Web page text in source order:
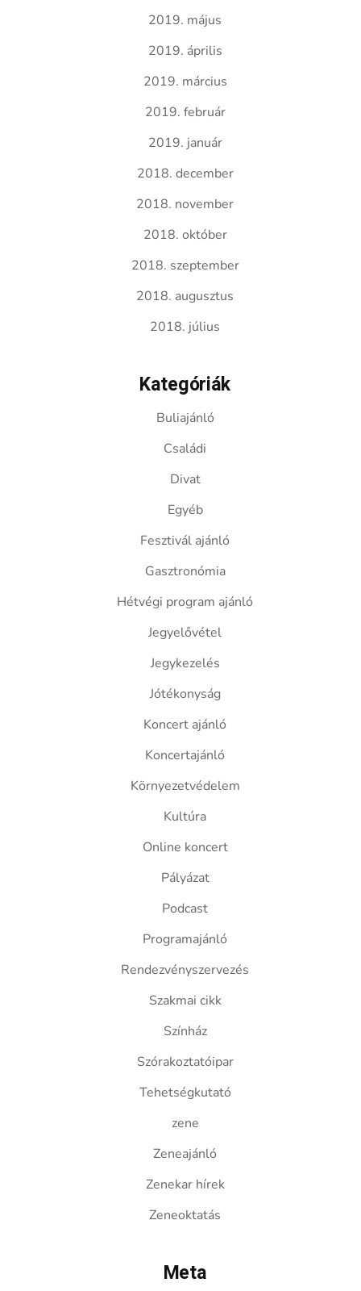
2019. május
2019. április
2019. március
2019. február
2019. január
2018. december
2018. november
2018. október
2018. szeptember
2018. augusztus
2018. július
Kategóriák
Buliajánló
Családi
Divat
Egyéb
Fesztivál ajánló
Gasztronómia
Hétvégi program ajánló
Jegyelővétel
Jegykezelés
Jótékonyság
Koncert ajánló
Koncertajánló
Környezetvédelem
Kultúra
Online koncert
Pályázat
Podcast
Programajánló
Rendezvényszervezés
Szakmai cikk
Színház
Szórakoztatóipar
Tehetségkutató
zene
Zeneajánló
Zenekar hírek
Zeneoktatás
Meta